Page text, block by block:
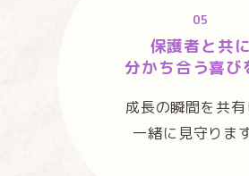
05
保護者と共に
分かち合う喜び
成長の瞬間を共有
一緒に見守ります